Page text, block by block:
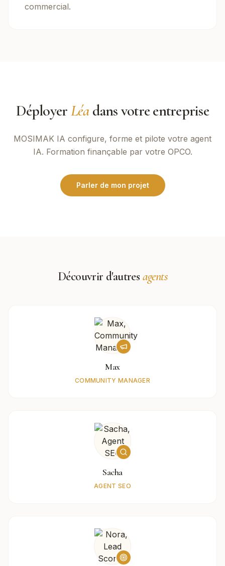
commercial.
DéployerLéadans votre entreprise
MOSIMAK IA configure, forme et pilote votre agent
IA. Formation finançable par votre OPCO.
Parler de mon projet
Découvrir d'autres agents
Max
COMMUNITY MANAGER
Sacha
AGENT SEO